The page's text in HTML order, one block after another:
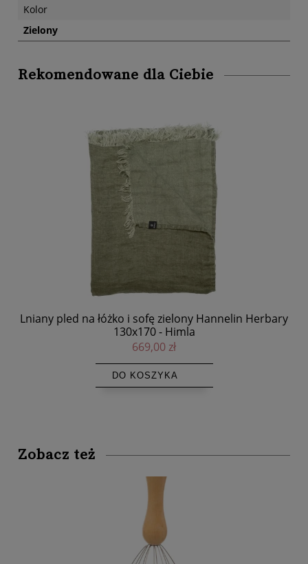
Kolor
Zielony
Rekomendowane dla Ciebie
Lniany pled na łóżko i sofę zielony Hannelin Herbary
130x170 - Himla
669,00 zł
DO KOSZYKA
Zobacz też